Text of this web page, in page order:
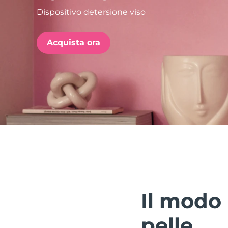
Dispositivo detersione viso
Acquista ora
Il
issa™ Teeth Whitening Set
FAQ™ Dual LED Panel
POPOLARE